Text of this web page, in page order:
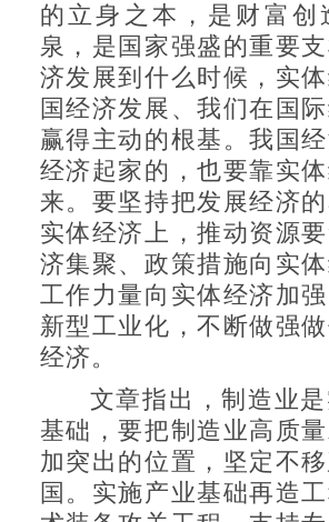
的立身之本，是财富创
泉，是国家强盛的重要
济发展到什么时候，实
国经济发展、我们在国
赢得主动的根基。我国
经济起家的，也要靠实
来。要坚持把发展经济
实体经济上，推动资源
济集聚、政策措施向实体
工作力量向实体经济加
新型工业化，不断做强
经济。
文章指出，制造业
基础，要把制造业高质
加突出的位置，坚定不
国。实施产业基础再造